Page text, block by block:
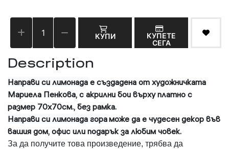
КУПИ
КУПЕТЕ
СЕГА
Description
Направи си лимонада е създадена от художничката
Мариела Пенкова, с акрилни бои върху платно с
размер 70х70см., без рамка.
Направи си лимонада гораможе да е чудесен декор във
вашия дом, офис или подарък за любим човек.
За да получите това произведение, трябва да